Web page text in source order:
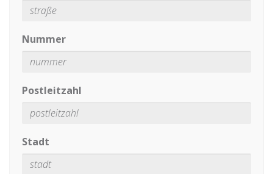
Nummer
Postleitzahl
Stadt